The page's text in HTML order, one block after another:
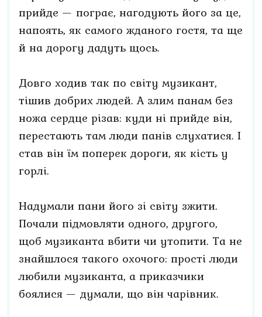
прийде — пограє, нагодують його за це,
напоять, як самого жданого гостя, та ще
й на дорогу дадуть щось.
Довго ходив так по світу музикант,
тішив добрих людей. А злим панам без
ножа сердце різав: куди ні прийде він,
перестають там люди панів слухатися. І
став він їм поперек дороги, як кість у
горлі.
Надумали пани його зі світу зжити.
Почали підмовляти одного, другого,
щоб музиканта вбити чи утопити. Та не
знайшлося такого охочого: прості люди
любили музиканта, а приказчики
боялися — думали, що він чарівник.